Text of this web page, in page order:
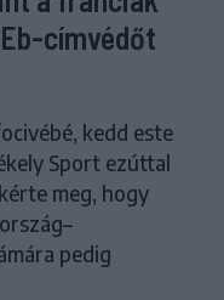
címvédőt
kedd este
Sport ezúttal
meg, hogy
pedig